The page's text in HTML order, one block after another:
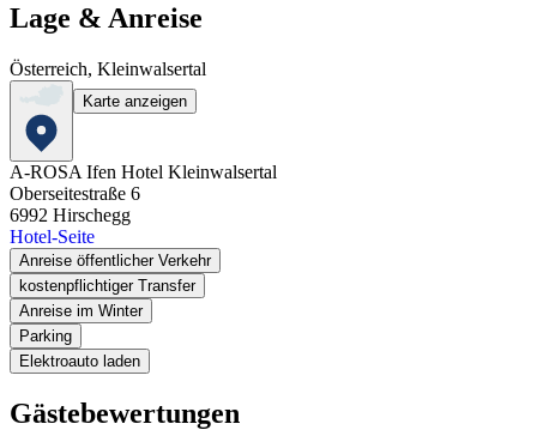
Lage & Anreise
Österreich, Kleinwalsertal
Karte anzeigen
A-ROSA Ifen Hotel Kleinwalsertal
Oberseitestraße 6
6992 Hirschegg
Hotel-Seite
Anreise öffentlicher Verkehr
kostenpflichtiger Transfer
Anreise im Winter
Parking
Elektroauto laden
Gästebewertungen